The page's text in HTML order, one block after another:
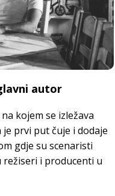
autor
kojem se izležava
prvi put čuje i dodaje
gdje su scenaristi
i producenti u